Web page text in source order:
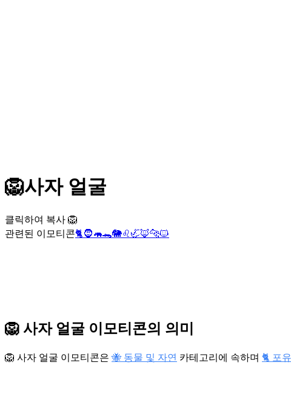
🦁사자 얼굴
클릭하여 복사 🦁
관련된 이모티콘🐈🧔🦛🐊🐘♌🦏🦊🐆🐱
🦁 사자 얼굴 이모티콘의 의미
🦁 사자 얼굴 이모티콘은 🐝 동물 및 자연 카테고리에 속하며 🐈 포